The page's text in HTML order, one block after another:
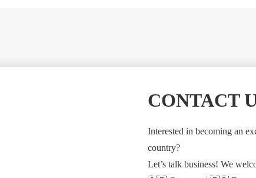
CONTACT
Interested in becoming an
country?
Let’s talk business! We